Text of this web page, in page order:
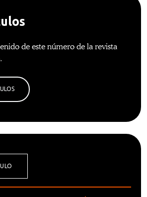
de este número de la revista